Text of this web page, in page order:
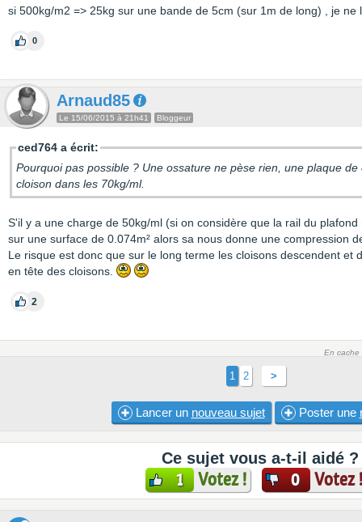
si 500kg/m2 => 25kg sur une bande de 5cm (sur 1m de long) , je ne
0
Arnaud85
Le 15/06/2015 à 21h41 Bloggeur
ced764 a écrit:
Pourquoi pas possible ? Une ossature ne pèse rien, une plaque
cloison dans les 70kg/ml.
S'il y a une charge de 50kg/ml (si on considère que la rail du
sur une surface de 0.074m² alors sa nous donne une compression
Le risque est donc que sur le long terme les cloisons descendent et
en tête des cloisons.
2
En cache
1 2 >
Lancer un nouveau sujet Poster une
Ce sujet vous a-t-il aidé ?
1 Votez ! 0 Votez !